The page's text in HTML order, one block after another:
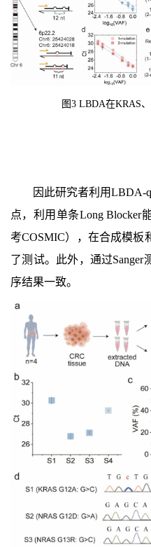
图3 LBDA在KRAS、
因此研究者利用LBDA-
点，利用单条Long Blocker
考COSMIC），在合成模板
了测试。此外，通过
序结果一致。